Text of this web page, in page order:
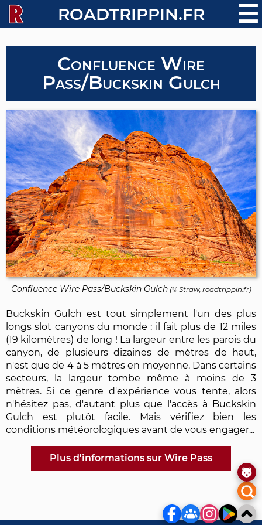
ROADTRIPPIN.FR ☰
Confluence Wire
Pass/Buckskin Gulch
Confluence Wire Pass/Buckskin Gulch(© Straw, roadtrippin.fr)
Buckskin Gulch est tout simplement l'un des plus
longs slot canyons du monde : il fait plus de 12 miles
(19 kilomètres) de long ! La largeur entre les parois du
canyon, de plusieurs dizaines de mètres de haut,
n'est que de 4 à 5 mètres en moyenne. Dans certains
secteurs, la largeur tombe même à moins de 3
mètres. Si ce genre d'expérience vous tente, alors
n'hésitez pas, d'autant plus que l'accès à Buckskin
Gulch est plutôt facile. Mais vérifiez bien les
conditions météorologiques avant de vous engager...
Plus d'informations sur Wire Pass